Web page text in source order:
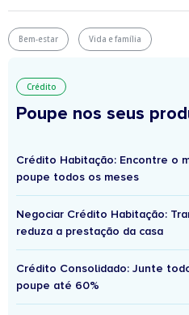
Bem-estar Vida e família
Crédito
Poupe nos seus
Crédito Habitação: Encontre o
poupe todos os meses
Negociar Crédito Habitação:
reduza a prestação da casa
Crédito Consolidado: Junte
poupe até 60%